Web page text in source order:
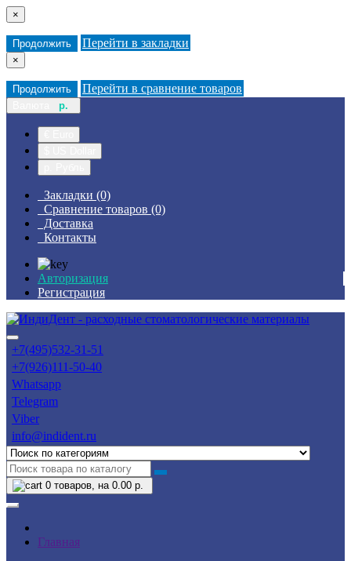
×
Продолжить Перейти в закладки
×
Продолжить Перейти в сравнение товаров
р.
Закладки (0)
Сравнение товаров (0)
Доставка
Контакты
Авторизация
Регистрация
+7(495)532-31-51
+7(926)111-50-40
Whatsapp
Telegram
Viber
info@indident.ru
0 товаров, на 0.00 р.
Главная